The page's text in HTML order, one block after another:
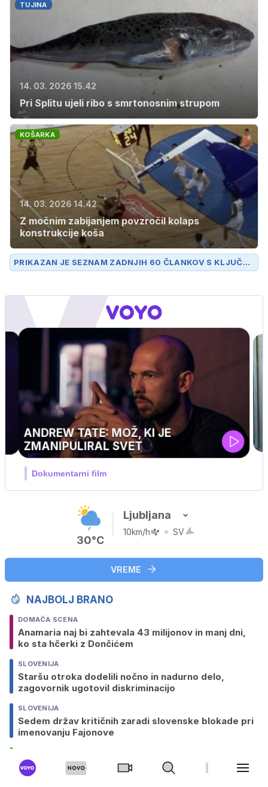
TUJINA
14. 03. 2026 15.42
Pri Splitu ujeli ribo s smrtonosnim strupom
KOŠARKA
14. 03. 2026 14.42
Z močnim zabijanjem povzročil kolaps
konstrukcije koša
PRIKAZAN JE SEZNAM ZADNJIH 60 ČLANKOV S KLJUČN
O BESEDOSPLIT.
UEFA SUPERPOKAL
V živo na VOYO: sreda ob 20.30
30°C
Ljubljana
10km/h SV
VREME
NAJBOLJ BRANO
DOMAČA SCENA
Anamaria naj bi zahtevala 43 milijonov in manj dni,
ko sta hčerki z Dončićem
SLOVENIJA
Staršu otroka dodelili nočno in nadurno delo,
zagovornik ugotovil diskriminacijo
SLOVENIJA
Sedem držav kritičnih zaradi slovenske blokade pri
imenovanju Fajonove
Strela med tekmo vzela življenje mlademu
nogometašu